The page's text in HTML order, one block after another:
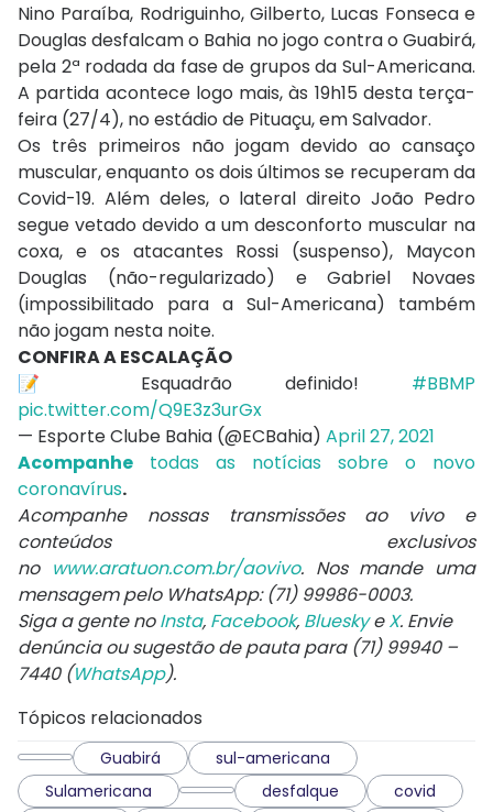
Nino Paraíba, Rodriguinho, Gilberto, Lucas Fonseca e
Douglas desfalcam o Bahia no jogo contra o Guabirá,
pela 2ª rodada da fase de grupos da Sul-Americana.
A partida acontece logo mais, às 19h15 desta terça-
feira (27/4), no estádio de Pituaçu, em Salvador.
Os três primeiros não jogam devido ao cansaço
muscular, enquanto os dois últimos se recuperam da
Covid-19. Além deles, o lateral direito João Pedro
segue vetado devido a um desconforto muscular na
coxa, e os atacantes Rossi (suspenso), Maycon
Douglas (não-regularizado) e Gabriel Novaes
(impossibilitado para a Sul-Americana) também
não jogam nesta noite.
CONFIRA A ESCALAÇÃO
📝 Esquadrão definido! #BBMP
pic.twitter.com/Q9E3z3urGx
— Esporte Clube Bahia (@ECBahia) April 27, 2021
Acompanhe todas as notícias sobre o novo
coronavírus.
Acompanhe nossas transmissões ao vivo e
conteúdos exclusivos
no www.aratuon.com.br/aovivo. Nos mande uma
mensagem pelo WhatsApp: (71) 99986-0003.
Siga a gente noInsta, Facebook, BlueskyeX. Envie
denúncia ou sugestão de pauta para (71) 99940 –
7440 (WhatsApp).
Tópicos relacionados
Guabirá
sul-americana
Sulamericana
desfalque covid